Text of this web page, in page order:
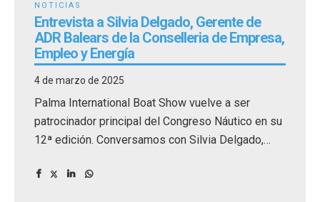
NOTICIAS
Entrevista a Silvia Delgado, Gerente de
ADR Balears de la Conselleria de Empresa,
Empleo y Energía
4 de marzo de 2025
Palma International Boat Show vuelve a ser
patrocinador principal del Congreso Náutico en su
12ª edición. Conversamos con Silvia Delgado,
Balears (ADR Balears) de la Conselleria de